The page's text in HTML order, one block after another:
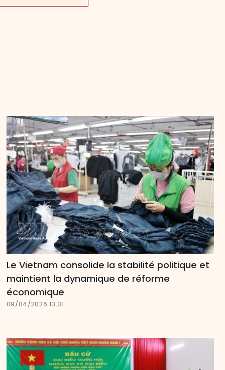
Le Vietnam consolide la stabilité politique et
maintient la dynamique de réforme
économique
09/04/2026 13:31